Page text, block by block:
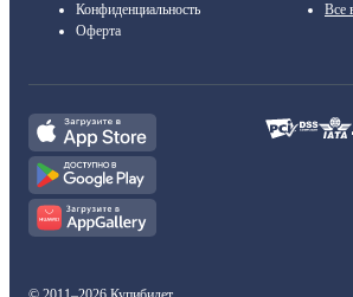
Конфиденциальность
Оферта
Все